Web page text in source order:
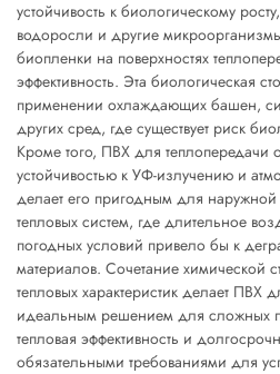
устойчивость к биологическому
водоросли и другие
биопленки на поверхностях
эффективность. Эта биологическая
применении охлаждающих башен,
других сред, где существует риск
Кроме того, ПВХ для теплопередачи
устойчивостью к УФ-излучению и
делает его пригодным для наружной
тепловых систем, где длительное
погодных условий привело бы к
материалов. Сочетание химической
тепловых характеристик делает ПВХ
идеальным решением для сложных
тепловая эффективность и
обязательными требованиями для